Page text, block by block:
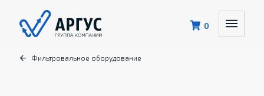
0
Фильтровальное оборудование